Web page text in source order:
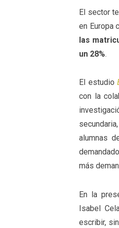
El sector
en Europa
las
un 28%.
El estudio
con la
alumnas
más
En la
Isabel
escribir,